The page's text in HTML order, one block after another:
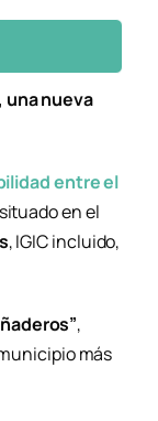
una nueva
entre el
en el
, IGIC incluido,
,
más